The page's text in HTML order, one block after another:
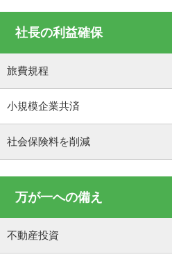
社長の利益確保
旅費規程
小規模企業共済
社会保険料を削減
万が一への備え
不動産投資